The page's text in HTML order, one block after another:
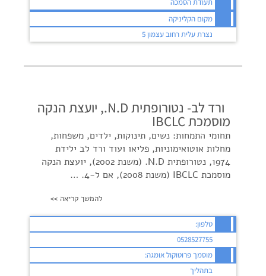
תעודת הסמכה
מקום הקליניקה
נצרת עלית רחוב עצמון 5
ורד לב- נטורופתית N.D., יועצת הנקה
מוסמכת IBCLC
תחומי התמחות: נשים, תינוקות, ילדים, משפחות,
מחלות אוטואימוניות, פליאו ועוד ורד לב ילידת
1974, נטורופתית N.D. (משנת 2002), יועצת הנקה
מוסמכת IBCLC (משנת 2008), אם ל-4. …
להמשך קריאה >>
טלפון:
0528527755
מוסמך פרוטוקול אומגה:
בתהליך